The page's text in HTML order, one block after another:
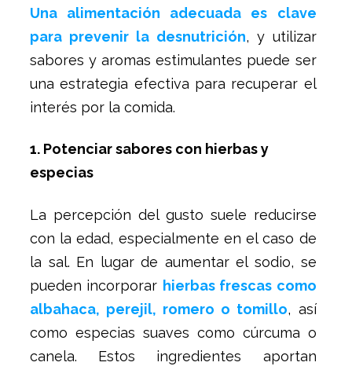
Una alimentación adecuada es clave
para prevenir la desnutrición, y utilizar
sabores y aromas estimulantes puede ser
una estrategia efectiva para recuperar el
interés por la comida.
1. Potenciar sabores con hierbas y
especias
La percepción del gusto suele reducirse
con la edad, especialmente en el caso de
la sal. En lugar de aumentar el sodio, se
pueden incorporar hierbas frescas como
albahaca, perejil, romero o tomillo, así
como especias suaves como cúrcuma o
canela. Estos ingredientes aportan